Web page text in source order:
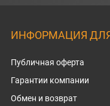
ИНФОРМАЦИЯ
Публичная оферта
Гарантии компании
Обмен и возврат